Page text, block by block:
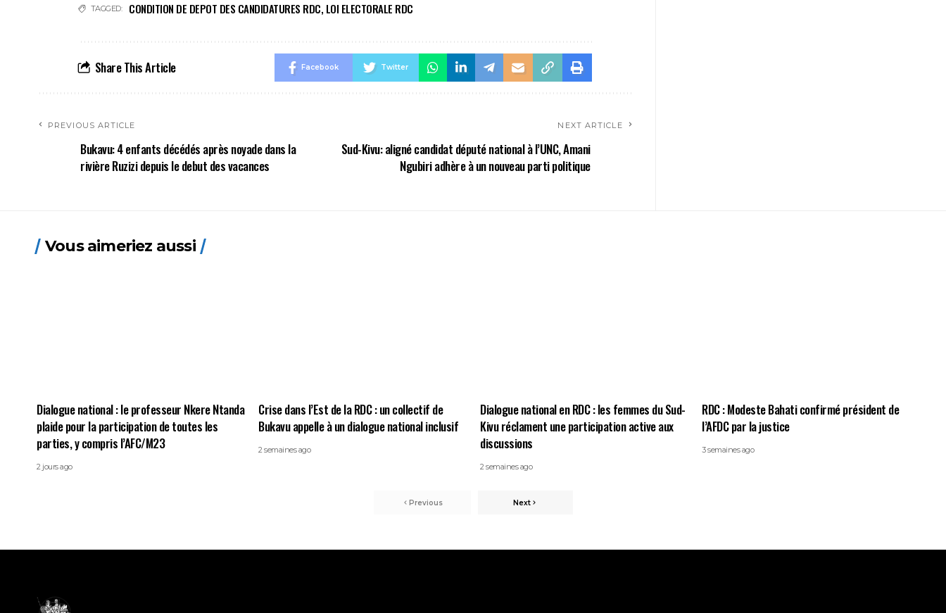
TAGGED: CONDITION DE DEPOT DES CANDIDATURES RDC, LOI ELECTORALE RDC
Share This Article Facebook Twitter
PREVIOUS ARTICLE
Bukavu: 4 enfants décédés après noyade dans la
rivière Ruzizi depuis le debut des vacances
NEXT ARTICLE
Sud-Kivu: aligné candidat député national à l’UNC, Amani
Ngubiri adhère à un nouveau parti politique
Vous aimeriez aussi
Dialogue national : le professeur Nkere Ntanda
plaide pour la participation de toutes les
parties, y compris l’AFC/M23
2 jours ago
Crise dans l’Est de la RDC : un collectif de
Bukavu appelle à un dialogue national inclusif
2 semaines ago
Dialogue national en RDC : les femmes du Sud-
Kivu réclament une participation active aux
discussions
2 semaines ago
RDC : Modeste Bahati confirmé président de
l’AFDC par la justice
3 semaines ago
Previous Next